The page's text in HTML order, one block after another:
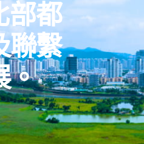
部都
聯繫
。